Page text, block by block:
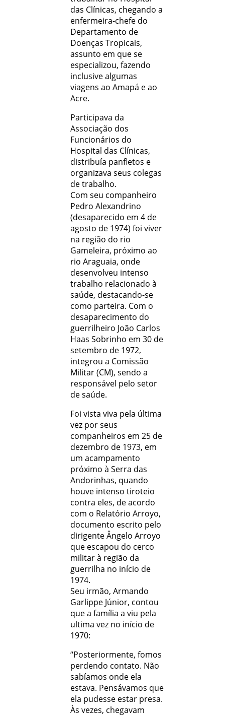
das Clínicas, chegando a
enfermeira-chefe do
Departamento de
Doenças Tropicais,
assunto em que se
especializou, fazendo
inclusive algumas
viagens ao Amapá e ao
Acre.
Participava da
Associação dos
Funcionários do
Hospital das Clínicas,
distribuía panfletos e
organizava seus colegas
de trabalho.
Com seu companheiro
Pedro Alexandrino
(desaparecido em 4 de
agosto de 1974) foi viver
na região do rio
Gameleira, próximo ao
rio Araguaia, onde
desenvolveu intenso
trabalho relacionado à
saúde, destacando-se
como parteira. Com o
desaparecimento do
guerrilheiro João Carlos
Haas Sobrinho em 30 de
setembro de 1972,
integrou a Comissão
Militar (CM), sendo a
responsável pelo setor
de saúde.
Foi vista viva pela última
vez por seus
companheiros em 25 de
dezembro de 1973, em
um acampamento
próximo à Serra das
Andorinhas, quando
houve intenso tiroteio
contra eles, de acordo
com o Relatório Arroyo,
documento escrito pelo
dirigente Ângelo Arroyo
que escapou do cerco
militar à região da
guerrilha no início de
1974.
Seu irmão, Armando
Garlippe Júnior, contou
que a família a viu pela
ultima vez no início de
1970:
“Posteriormente, fomos
perdendo contato. Não
sabíamos onde ela
estava. Pensávamos que
ela pudesse estar presa.
Às vezes, chegavam